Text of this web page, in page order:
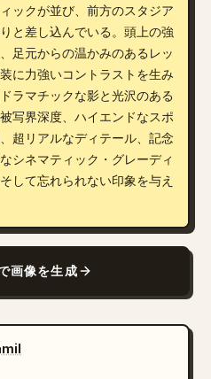
ックが並び、前方のスタジア
と差し込んでいる。頭上の強
足元からの温かみのあるレッ
に力強いコントラストを生み
ラマチックな影と光沢のある
写界深度、ハイエンドなスポ
超リアルなディテール、記念
シネマティック・グレーディ
して忘れられない印象を与え
画像を生成